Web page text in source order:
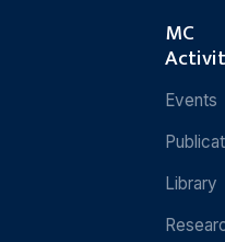
MC
Events
Library